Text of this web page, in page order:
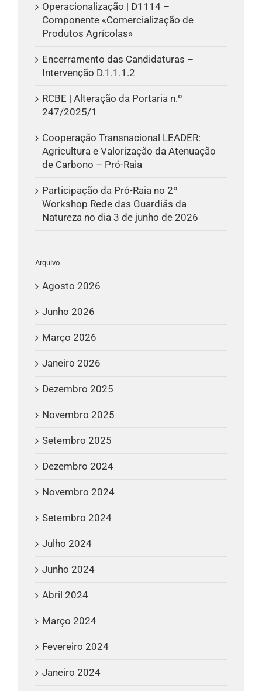
Operacionalização | D1114 –
Componente «Comercialização de
Produtos Agrícolas»
Encerramento das Candidaturas –
Intervenção D.1.1.1.2
RCBE | Alteração da Portaria n.º
247/2025/1
Cooperação Transnacional LEADER:
Agricultura e Valorização da Atenuação
de Carbono – Pró-Raia
Participação da Pró-Raia no 2º
Workshop Rede das Guardiãs da
Natureza no dia 3 de junho de 2026
Arquivo
Agosto 2026
Junho 2026
Março 2026
Janeiro 2026
Dezembro 2025
Novembro 2025
Setembro 2025
Dezembro 2024
Novembro 2024
Setembro 2024
Julho 2024
Junho 2024
Abril 2024
Março 2024
Fevereiro 2024
Janeiro 2024